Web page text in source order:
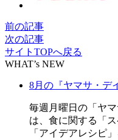
前の記事
次の記事
サイトTOPへ戻る
WHAT’s NEW
8月の『ヤマサ・デ
毎週月曜日の「ヤ
は、食に関する「
「アイデアレシピ